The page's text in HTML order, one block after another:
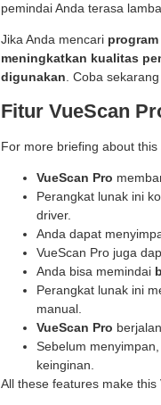
pemindai Anda terasa
Jika Anda mencari
meningkatkan kualitas
digunakan. Coba
Fitur VueScan
For more briefing about
VueScan Pro
Perangkat lunak ini
driver.
Anda dapat
VueScan Pro juga
Anda bisa memindai
Perangkat lunak ini
manual.
VueScan Pro
Sebelum
keinginan.
All these features make this